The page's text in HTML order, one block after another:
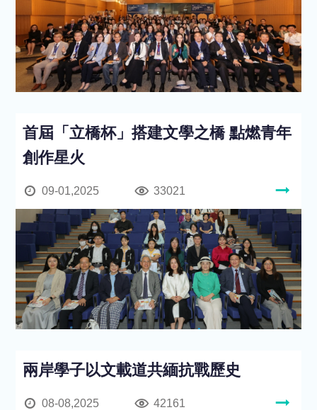
首屆「立橋杯」搭建文學之橋 點燃青年
創作星火
09-01,2025 33021
兩岸學子以文載道共緬抗戰歷史
08-08,2025 42161